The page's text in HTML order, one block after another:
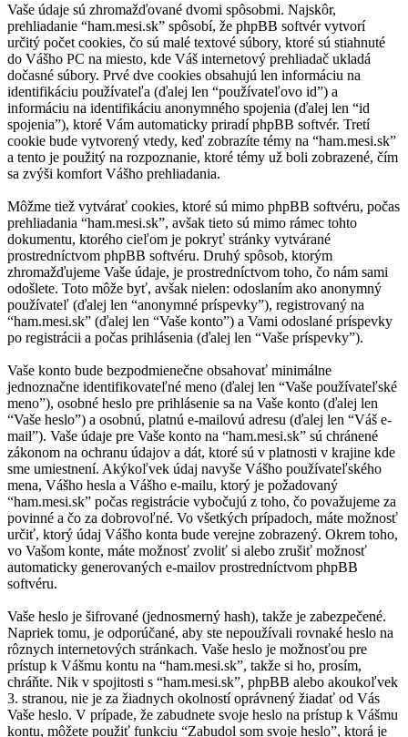
Vaše údaje sú zhromažďované dvomi spôsobmi. Najskôr,
prehliadanie “ham.mesi.sk” spôsobí, že phpBB softvér vytvorí
určitý počet cookies, čo sú malé textové súbory, ktoré sú stiahnuté
do Vášho PC na miesto, kde Váš internetový prehliadač ukladá
dočasné súbory. Prvé dve cookies obsahujú len informáciu na
identifikáciu používateľa (ďalej len “používateľovo id”) a
informáciu na identifikáciu anonymného spojenia (ďalej len “id
spojenia”), ktoré Vám automaticky priradí phpBB softvér. Tretí
cookie bude vytvorený vtedy, keď zobrazíte témy na “ham.mesi.sk”
a tento je použitý na rozpoznanie, ktoré témy už boli zobrazené, čím
sa zvýši komfort Vášho prehliadania.
Môžme tiež vytvárať cookies, ktoré sú mimo phpBB softvéru, počas
prehliadania “ham.mesi.sk”, avšak tieto sú mimo rámec tohto
dokumentu, ktorého cieľom je pokryť stránky vytvárané
prostredníctvom phpBB softvéru. Druhý spôsob, ktorým
zhromažďujeme Vaše údaje, je prostredníctvom toho, čo nám sami
odošlete. Toto môže byť, avšak nielen: odoslaním ako anonymný
používateľ (ďalej len “anonymné príspevky”), registrovaný na
“ham.mesi.sk” (ďalej len “Vaše konto”) a Vami odoslané príspevky
po registrácii a počas prihlásenia (ďalej len “Vaše príspevky”).
Vaše konto bude bezpodmienečne obsahovať minimálne
jednoznačne identifikovateľné meno (ďalej len “Vaše používateľské
meno”), osobné heslo pre prihlásenie sa na Vaše konto (ďalej len
“Vaše heslo”) a osobnú, platnú e-mailovú adresu (ďalej len “Váš e-
mail”). Vaše údaje pre Vaše konto na “ham.mesi.sk” sú chránené
zákonom na ochranu údajov a dát, ktoré sú v platnosti v krajine kde
sme umiestnení. Akýkoľvek údaj navyše Vášho používateľského
mena, Vášho hesla a Vášho e-mailu, ktorý je požadovaný
“ham.mesi.sk” počas registrácie vybočujú z toho, čo považujeme za
povinné a čo za dobrovoľné. Vo všetkých prípadoch, máte možnosť
určiť, ktorý údaj Vášho konta bude verejne zobrazený. Okrem toho,
vo Vašom konte, máte možnosť zvoliť si alebo zrušiť možnosť
automaticky generovaných e-mailov prostredníctvom phpBB
softvéru.
Vaše heslo je šifrované (jednosmerný hash), takže je zabezpečené.
Napriek tomu, je odporúčané, aby ste nepoužívali rovnaké heslo na
rôznych internetových stránkach. Vaše heslo je možnosťou pre
prístup k Vášmu kontu na “ham.mesi.sk”, takže si ho, prosím,
chráňte. Nik v spojitosti s “ham.mesi.sk”, phpBB alebo akoukoľvek
3. stranou, nie je za žiadnych okolností oprávnený žiadať od Vás
Vaše heslo. V prípade, že zabudnete svoje heslo na prístup k Vášmu
kontu, môžete použiť funkciu “Zabudol som svoje heslo”, ktorá je